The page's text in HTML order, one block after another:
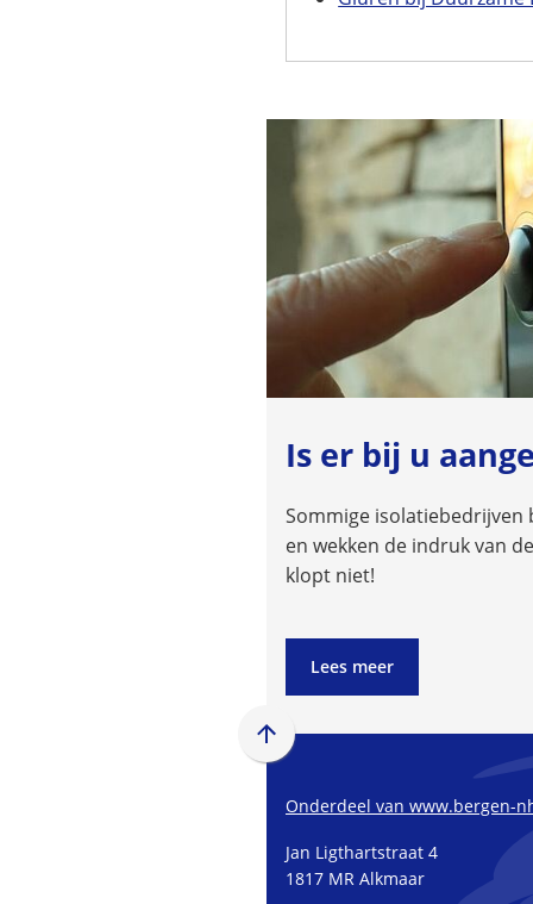
Is er bij u
Sommige isolatiebedrijven
en wekken de indruk van
klopt niet!
Lees meer
Scroll
boven
het
Onderdeel van www.bergen-
Jan Ligthartstraat 4
1817 MR Alkmaar